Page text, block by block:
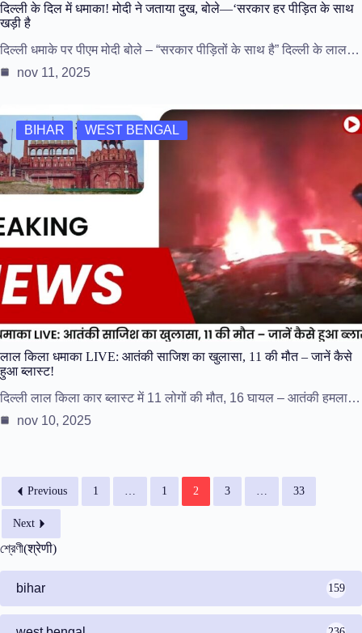
दिल्ली के दिल में धमाका! मोदी ने जताया दुख, बोले—‘सरकार हर पीड़ित के साथ
खड़ी है
दिल्ली धमाके पर पीएम मोदी बोले – “सरकार पीड़ितों के साथ है” दिल्ली के लाल…
nov 11, 2025
BIHAR WEST BENGAL
लाल किला धमाका LIVE: आतंकी साजिश का खुलासा, 11 की मौत – जानें कैसे
हुआ ब्लास्ट!
दिल्ली लाल किला कार ब्लास्ट में 11 लोगों की मौत, 16 घायल – आतंकी हमला…
nov 10, 2025
Previous 1 … 1 2 3 … 33
Next
শ্রেণী(श्रेणी)
bihar 159